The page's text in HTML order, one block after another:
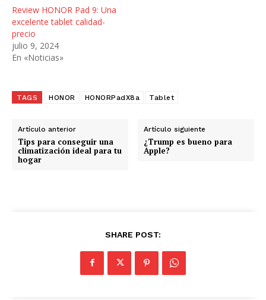
.
.
.
Review HONOR Pad 9: Una
excelente tablet calidad-
precio
julio 9, 2024
En «Noticias»
TAGS HONOR HONORPadX8a Tablet
Artículo anterior
Tips para conseguir una
climatización ideal para tu
hogar
Artículo siguiente
¿Trump es bueno para
Apple?
SHARE POST: